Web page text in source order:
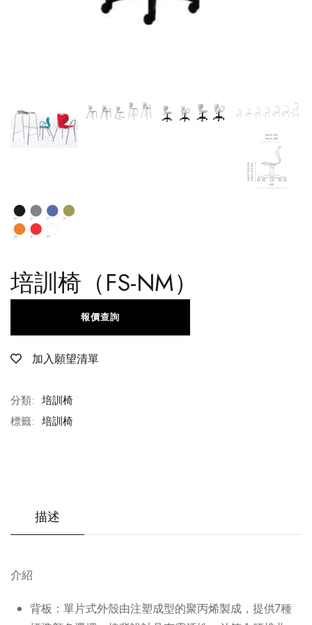
培訓椅（FS-NM）
加入願望清單
報價查詢
分類: 培訓椅
標籤: 培訓椅
描述
介紹
背板：單片式外殼由注塑成型的聚丙烯製成，提供7種